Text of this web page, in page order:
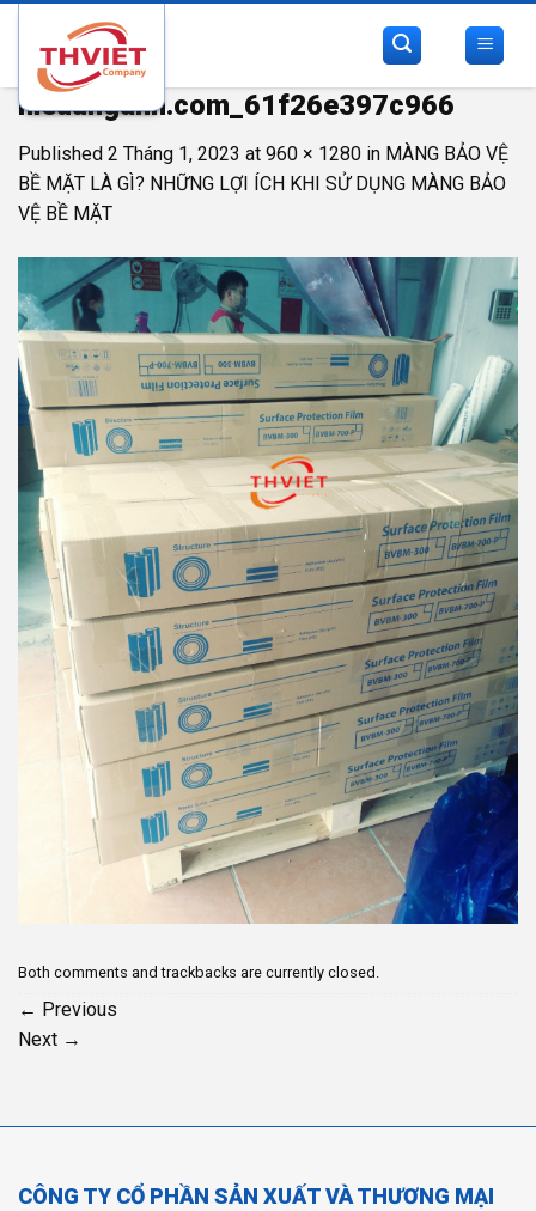
content
hieuunganh.com_61f26e397c966
Published 2 Tháng 1, 2023 at 960 × 1280 in MÀNG BẢO VỆ
BỀ MẶT LÀ GÌ? NHỮNG LỢI ÍCH KHI SỬ DỤNG MÀNG BẢO
VỆ BỀ MẶT
Both comments and trackbacks are currently closed.
← Previous
Next →
CÔNG TY CỔ PHẦN SẢN XUẤT VÀ THƯƠNG MẠI